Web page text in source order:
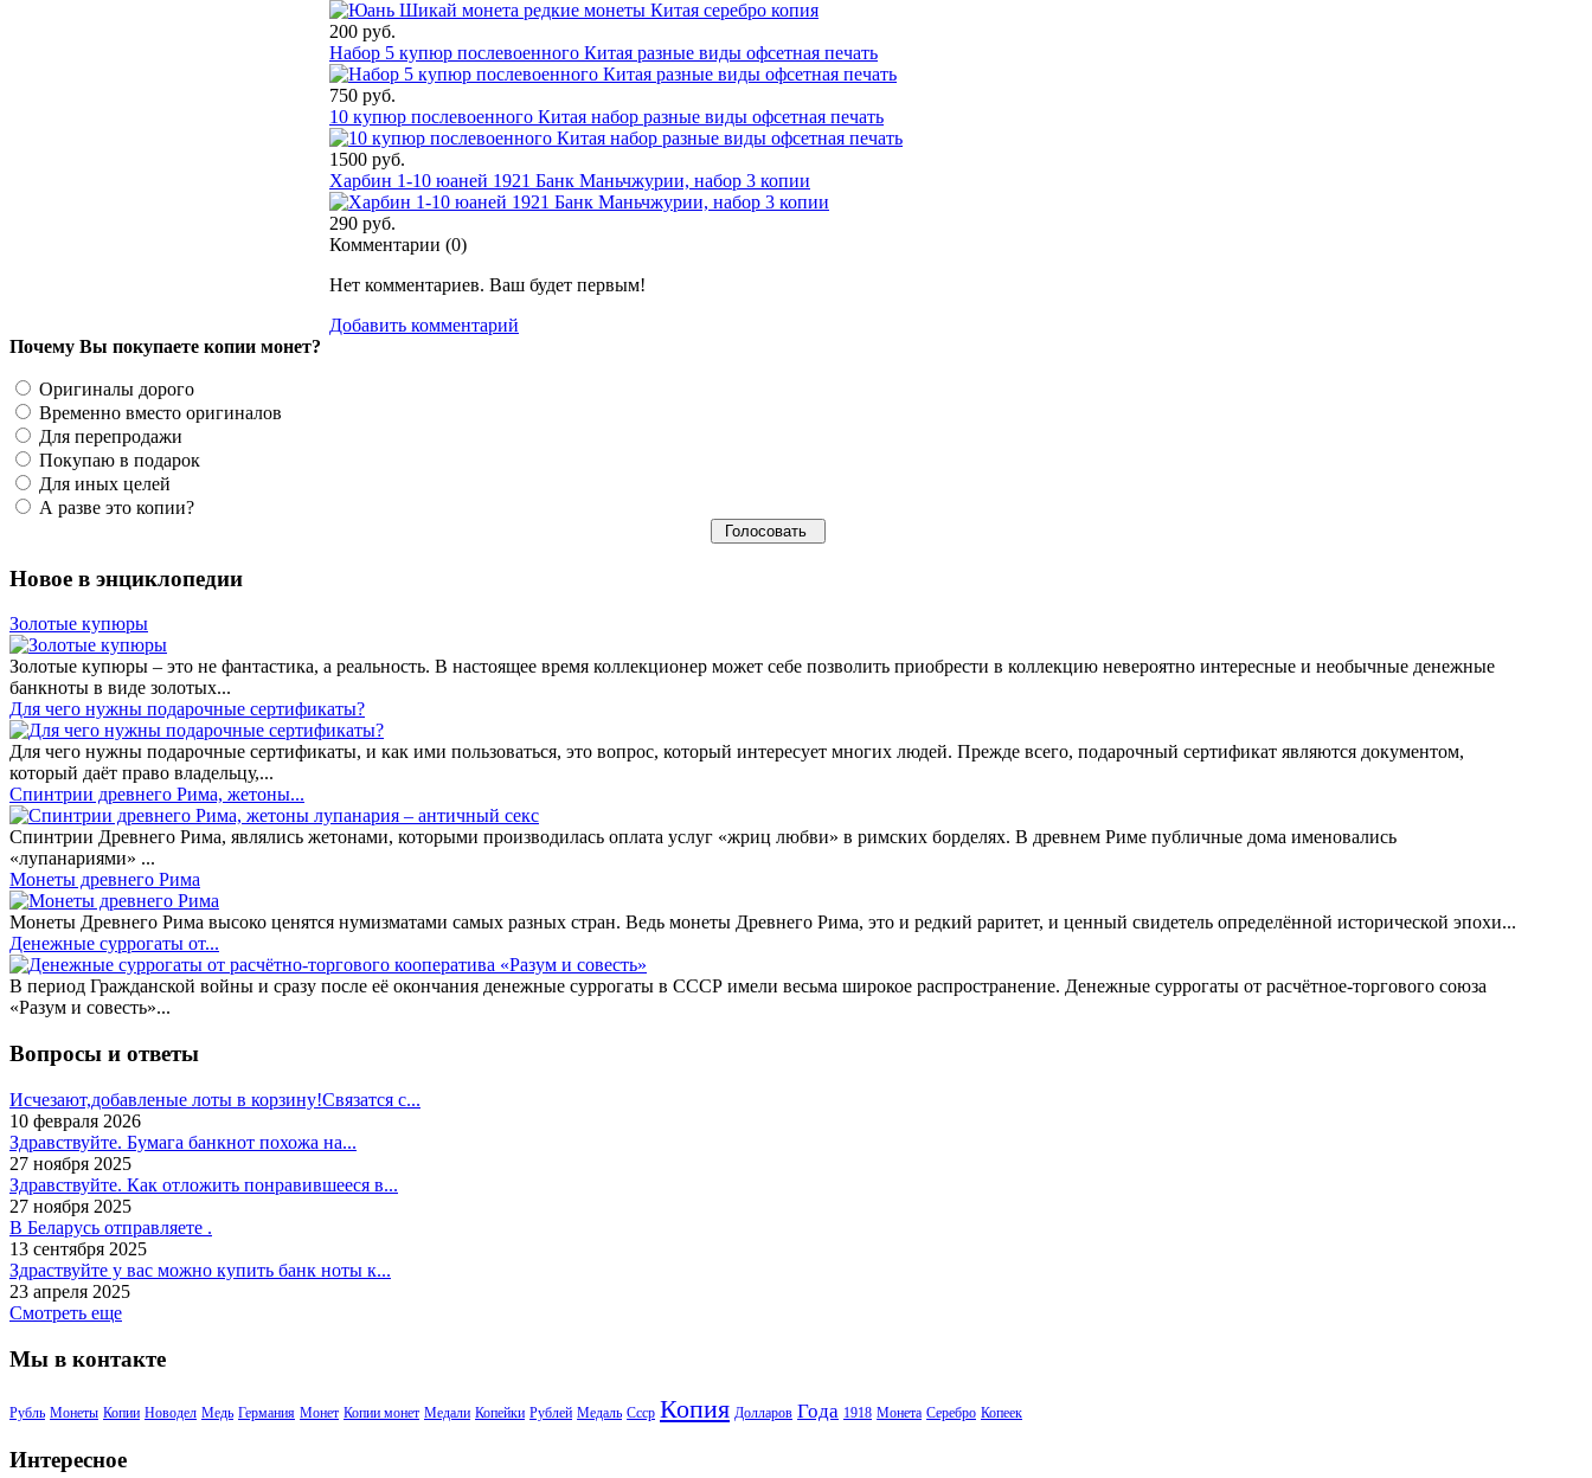
200 руб.
Набор 5 купюр послевоенного Китая разные виды офсетная печать
750 руб.
10 купюр послевоенного Китая набор разные виды офсетная печать
1500 руб.
Харбин 1-10 юаней 1921 Банк Маньчжурии, набор 3 копии
290 руб.
Комментарии (0)
Нет комментариев. Ваш будет первым!
Добавить комментарий
Почему Вы покупаете копии монет?
Оригиналы дорого
Временно вместо оригиналов
Для перепродажи
Покупаю в подарок
Для иных целей
А разве это копии?
Новое в энциклопедии
Золотые купюры
Золотые купюры – это не фантастика, а реальность. В настоящее время коллекционер может себе позволить приобрести в коллекцию невероятно интересные и необычные денежные
банкноты в виде золотых...
​Для чего нужны подарочные сертификаты?
Для чего нужны подарочные сертификаты, и как ими пользоваться, это вопрос, который интересует многих людей. Прежде всего, подарочный сертификат являются документом,
который даёт право владельцу,...
Спинтрии древнего Рима, жетоны...
Спинтрии Древнего Рима, являлись жетонами, которыми производилась оплата услуг «жриц любви» в римских борделях. В древнем Риме публичные дома именовались
«лупанариями» ...
Монеты древнего Рима
Монеты Древнего Рима высоко ценятся нумизматами самых разных стран. Ведь монеты Древнего Рима, это и редкий раритет, и ценный свидетель определённой исторической эпохи...
Денежные суррогаты от...
В период Гражданской войны и сразу после её окончания денежные суррогаты в СССР имели весьма широкое распространение. Денежные суррогаты от расчётное-торгового союза
«Разум и совесть»...
Вопросы и ответы
Исчезают,добавленые лоты в корзину!Связатся с...
10 февраля 2026
Здравствуйте. Бумага банкнот похожа на...
27 ноября 2025
Здравствуйте. Как отложить понравившееся в...
27 ноября 2025
В Беларусь отправляете .
13 сентября 2025
Здраствуйте у вас можно купить банк ноты к...
23 апреля 2025
Смотреть еще
Мы в контакте
Рубль Монеты Копии Новодел Медь Германия Монет Копии монет Медали Копейки Рублей Медаль Ссср Копия Долларов Года 1918 Монета Серебро Копеек
Интересное